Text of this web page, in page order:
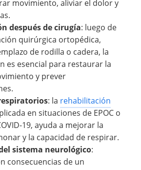
movimiento, aliviar el dolor y
después de cirugía: luego de
quirúrgica ortopédica,
de rodilla o cadera, la
es esencial para restaurar la
y prever
: la rehabilitación
en situaciones de EPOC o
19, ayuda a mejorar la
y la capacidad de respirar.
sistema neurológico:
consecuencias de un